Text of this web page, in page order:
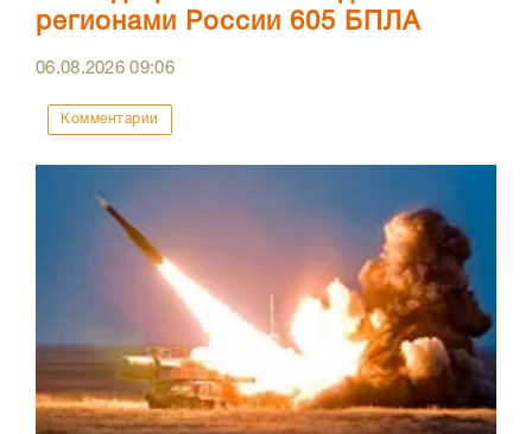
регионами России 605 БПЛА
06.08.202609:06
Комментарии